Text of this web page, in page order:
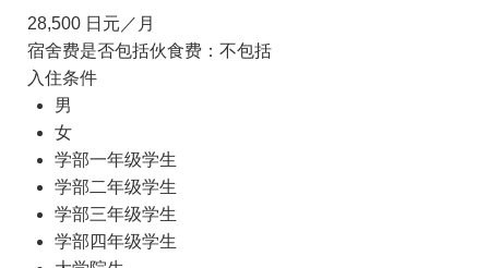
28,500 日元／月
宿舍费是否包括伙食费：不包括
入住条件
男
女
学部一年级学生
学部二年级学生
学部三年级学生
学部四年级学生